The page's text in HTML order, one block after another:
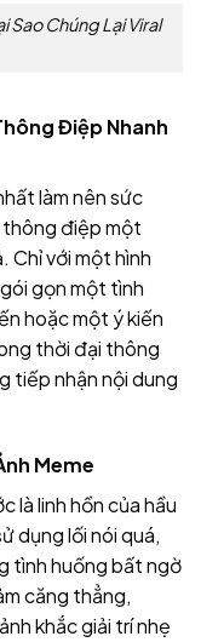
Sao Chúng Lại Viral
Điệp Nhanh
làm nên sức
thông điệp một
Chỉ với một hình
gọn một tình
hoặc một ý kiến
thời đại thông
tiếp nhận nội dung
Meme
là linh hồn của hầu
dụng lối nói quá,
tình huống bất ngờ
căng thẳng,
khắc giải trí nhẹ